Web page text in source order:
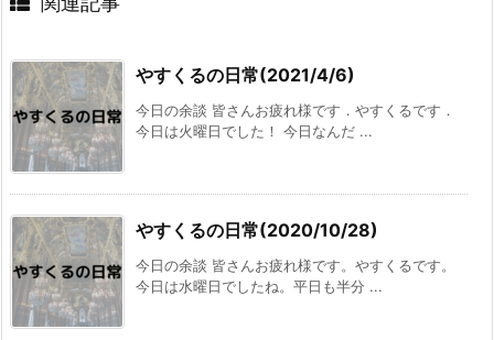
やすくるの日常(2021/4/6)
今日の余談 皆さんお疲れ様です．やすくるです．
今日は火曜日でした！ 今日なんだ ...
やすくるの日常(2020/10/28)
今日の余談 皆さんお疲れ様です。やすくるです。
今日は水曜日でしたね。平日も半分 ...